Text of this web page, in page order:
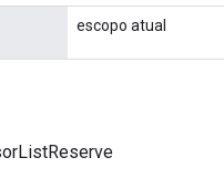
escopo atual